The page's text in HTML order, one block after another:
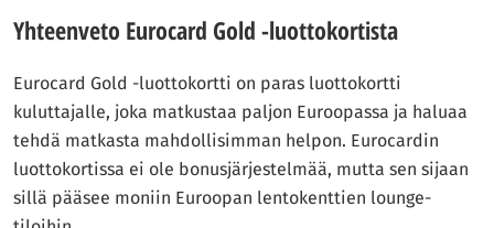
Yhteenveto Eurocard Gold -luottokortista
Eurocard Gold -luottokortti on paras luottokortti
kuluttajalle, joka matkustaa paljon Euroopassa ja haluaa
tehdä matkasta mahdollisimman helpon. Eurocardin
luottokortissa ei ole bonusjärjestelmää, mutta sen sijaan
sillä pääsee moniin Euroopan lentokenttien lounge-